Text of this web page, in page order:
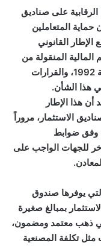
على صناديق
حماية المتعاملين
القانوني
المنقولة من
واقع قانون سوق رأس المال رقم (95) لسنة 1992، والقرارات
هذا الشأن.
هذا الإطار
الاستثمار، مروراً
وفق ضوابط
للجهات الواجب على
يوفرها صندوق
بمبالغ صغيرة
ذهب معتمد ومضمون،
تكلفة المصنعية